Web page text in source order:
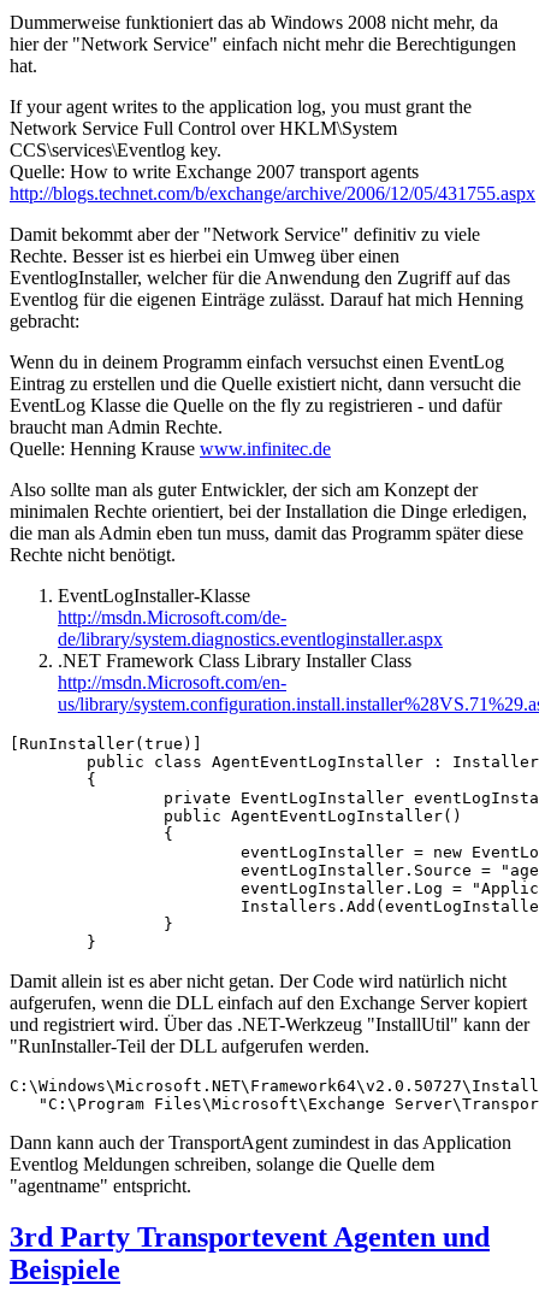
Dummerweise funktioniert das ab Windows 2008 nicht mehr, da
hier der "Network Service" einfach nicht mehr die Berechtigungen
hat.
If your agent writes to the application log, you must grant the
Network Service Full Control over HKLM\System
CCS\services\Eventlog key.
Quelle: How to write Exchange 2007 transport agents
http://blogs.technet.com/b/exchange/archive/2006/12/05/431755.aspx
Damit bekommt aber der "Network Service" definitiv zu viele
Rechte. Besser ist es hierbei ein Umweg über einen
EventlogInstaller, welcher für die Anwendung den Zugriff auf das
Eventlog für die eigenen Einträge zulässt. Darauf hat mich Henning
gebracht:
Wenn du in deinem Programm einfach versuchst einen EventLog
Eintrag zu erstellen und die Quelle existiert nicht, dann versucht die
EventLog Klasse die Quelle on the fly zu registrieren - und dafür
braucht man Admin Rechte.
Quelle: Henning Krause www.infinitec.de
Also sollte man als guter Entwickler, der sich am Konzept der
minimalen Rechte orientiert, bei der Installation die Dinge erledigen,
die man als Admin eben tun muss, damit das Programm später diese
Rechte nicht benötigt.
EventLogInstaller-Klasse
http://msdn.Microsoft.com/de-
de/library/system.diagnostics.eventloginstaller.aspx
.NET Framework Class Library Installer Class
http://msdn.Microsoft.com/en-
us/library/
[RunInstaller(true)]
	}
Damit allein ist es aber nicht getan. Der Code wird natürlich nicht
aufgerufen, wenn die DLL einfach auf den Exchange Server kopiert
und registriert wird. Über das .NET-Werkzeug "InstallUtil" kann der
"RunInstaller-Teil der DLL aufgerufen werden.
"C:\Program Files\Microsoft\Exchange
Dann kann auch der TransportAgent zumindest in das Application
Eventlog Meldungen schreiben, solange die Quelle dem
"agentname" entspricht.
3rd Party Transportevent Agenten und
Beispiele